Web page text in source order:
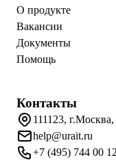
О продукте
Вакансии
Документы
Помощь
Контакты
111123,
help@urait.ru
+7 (495) 744 00 12